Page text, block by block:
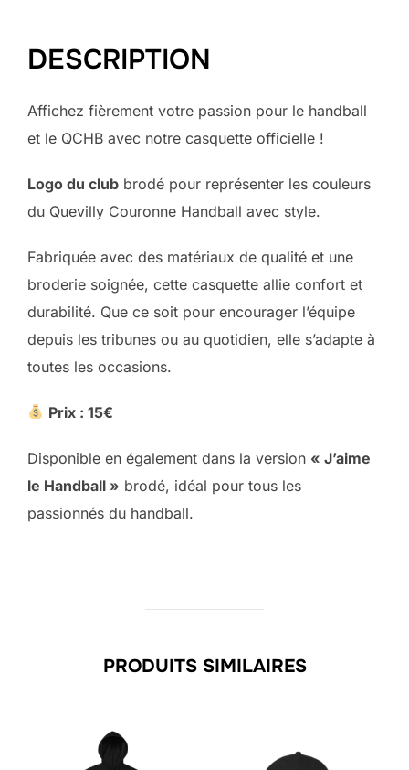
DESCRIPTION
Affichez fièrement votre passion pour le handball
et le QCHB avec notre casquette officielle !
Logo du club brodé pour représenter les couleurs
du Quevilly Couronne Handball avec style.
Fabriquée avec des matériaux de qualité et une
broderie soignée, cette casquette allie confort et
durabilité. Que ce soit pour encourager l’équipe
depuis les tribunes ou au quotidien, elle s’adapte à
toutes les occasions.
Prix : 15€
Disponible en également dans la version « J’aime
le Handball » brodé, idéal pour tous les
passionnés du handball.
PRODUITS SIMILAIRES